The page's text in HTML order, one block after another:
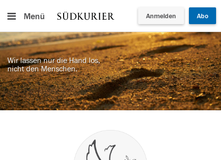
Menü Anmelden Abo
Wir lassen nur die Hand los,
nicht den Menschen.